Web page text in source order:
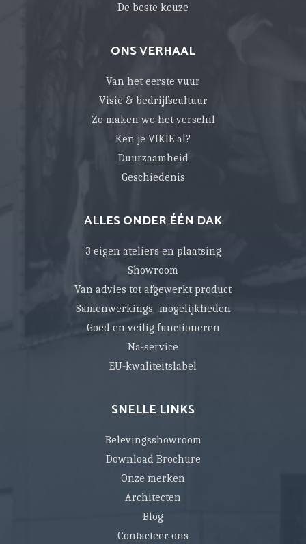
De beste keuze
ONS VERHAAL
Van het eerste vuur
Visie & bedrijfscultuur
Zo maken we het verschil
Ken je VIKIE al?
Duurzaamheid
Geschiedenis
ALLES ONDER ÉÉN DAK
3 eigen ateliers en plaatsing
Showroom
Van advies tot afgewerkt product
Samenwerkings- mogelijkheden
Goed en veilig functioneren
Na-service
EU-kwaliteitslabel
SNELLE LINKS
Belevingsshowroom
Download Brochure
Onze merken
Architecten
Blog
Contacteer ons